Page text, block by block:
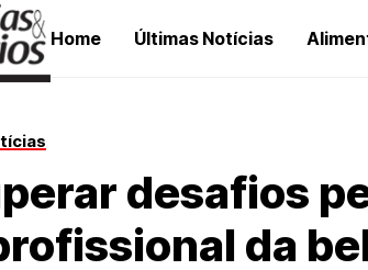
Home Últimas Notícias
desafios
da